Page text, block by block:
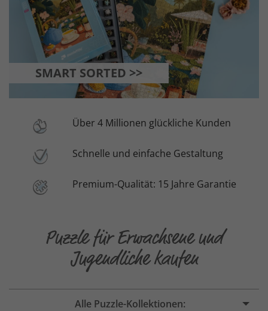
SMART SORTED >>
Über 4 Millionen glückliche Kunden
Schnelle und einfache Gestaltung
Premium-Qualität: 15 Jahre Garantie
Puzzle für Erwachsene und
Jugendliche kaufen
Alle Puzzle-Kollektionen: